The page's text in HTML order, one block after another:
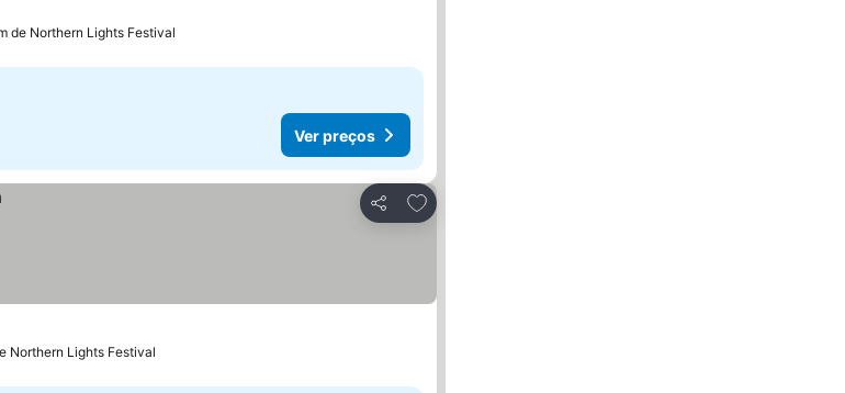
de Northern Lights Festival
Ver preços
Partilhar
Adicionar aos favoritos
Northern Lights Festival